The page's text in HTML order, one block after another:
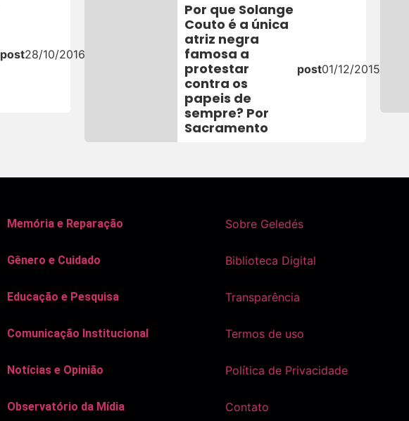
post28/10/2016
Por que Solange
Couto é a única
atriz negra
famosa a
protestar
contra os
papeis de
sempre? Por
Sacramento
post01/12/2015
Memória e Reparação
Gênero e Cuidado
Educação e Pesquisa
Comunicação Institucional
Notícias e Opinião
Observatório da Mídia
Sobre Geledés
Biblioteca Digital
Transparência
Termos de uso
Política de Privacidade
Contato